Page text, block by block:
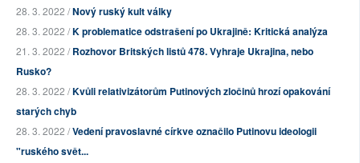
28. 3. 2022 /Nový ruský kult války
28. 3. 2022 /K problematice odstrašení po Ukrajině: Kritická analýza
21. 3. 2022 /Rozhovor Britských listů 478. Vyhraje Ukrajina, nebo
Rusko?
28. 3. 2022 /Kvůli relativizátorům Putinových zločinů hrozí opakování
starých chyb
28. 3. 2022 /Vedení pravoslavné církve označilo Putinovu ideologii
"ruského svět...